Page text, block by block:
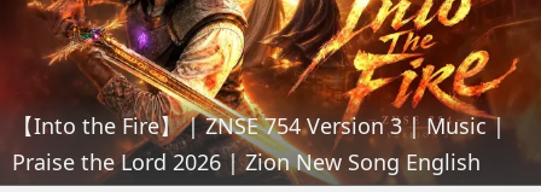
【Into the Fire】 | ZNSE 754 Version 3 | Music |
Praise the Lord 2026 | Zion New Song English